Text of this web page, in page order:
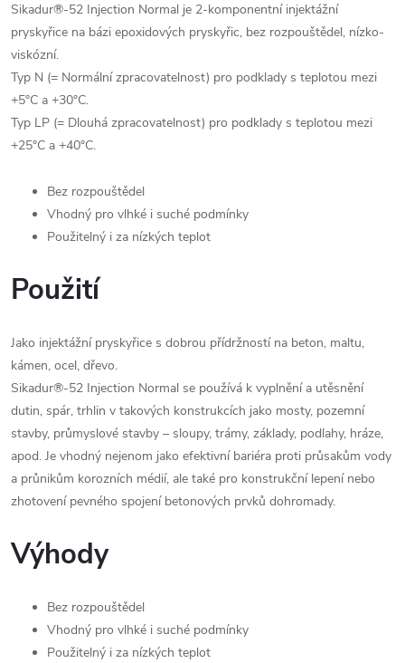
Sikadur®-52 Injection Normal je 2-komponentní injektážní
pryskyřice na bázi epoxidových pryskyřic, bez rozpouštědel, nízko-
viskózní.
Typ N (= Normální zpracovatelnost) pro podklady s teplotou mezi
+5°C a +30°C.
Typ LP (= Dlouhá zpracovatelnost) pro podklady s teplotou mezi
+25°C a +40°C.
Bez rozpouštědel
Vhodný pro vlhké i suché podmínky
Použitelný i za nízkých teplot
Použití
Jako injektážní pryskyřice s dobrou přídržností na beton, maltu,
kámen, ocel, dřevo.
Sikadur®-52 Injection Normal se používá k vyplnění a utěsnění
dutin, spár, trhlin v takových konstrukcích jako mosty, pozemní
stavby, průmyslové stavby – sloupy, trámy, základy, podlahy, hráze,
apod. Je vhodný nejenom jako efektivní bariéra proti průsakům vody
a průnikům korozních médií, ale také pro konstrukční lepení nebo
zhotovení pevného spojení betonových prvků dohromady.
Výhody
Bez rozpouštědel
Vhodný pro vlhké i suché podmínky
Použitelný i za nízkých teplot